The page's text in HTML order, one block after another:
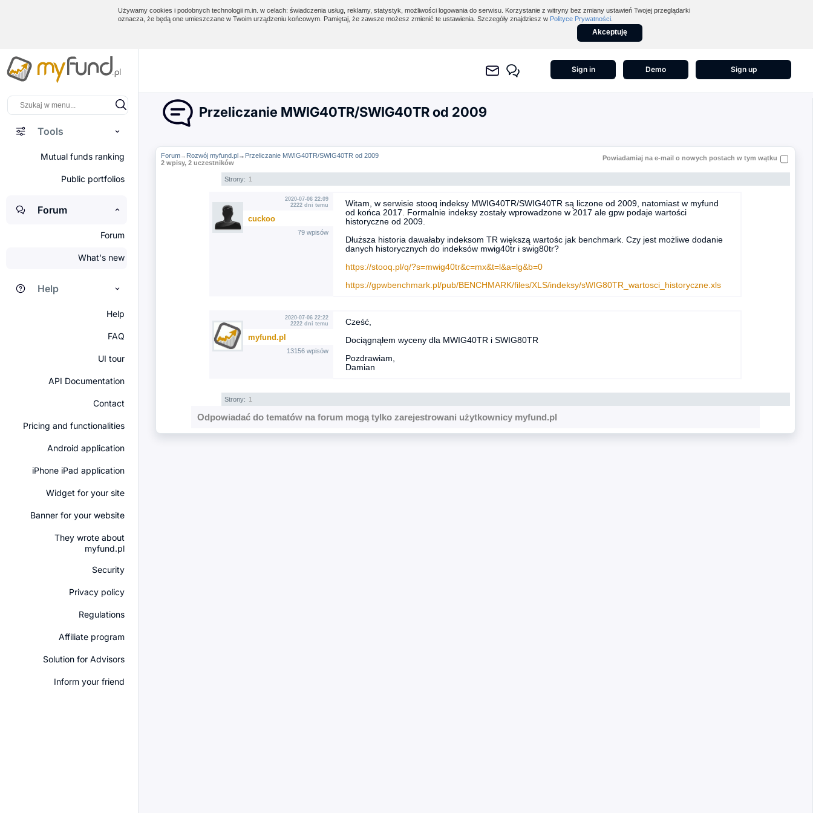
Używamy cookies i podobnych technologii m.in. w celach: świadczenia usług, reklamy, statystyk, możliwości logowania do serwisu. Korzystanie z witryny bez zmiany ustawień Twojej przeglądarki
oznacza, że będą one umieszczane w Twoim urządzeniu końcowym. Pamiętaj, że zawsze możesz zmienić te ustawienia. Szczegóły znajdziesz w Polityce Prywatności
Akceptuję
Tools
Mutual funds ranking
Public portfolios
Forum
Forum
What's new
Help
Help
FAQ
UI tour
API Documentation
Contact
Pricing and functionalities
Android application
iPhone iPad application
Widget for your site
Banner for your website
They wrote about
myfund.pl
Security
Privacy policy
Regulations
Affiliate program
Solution for Advisors
Inform your friend
Sign in Demo Sign up
Przeliczanie MWIG40TR/SWIG40TR od 2009
Forum→ Rozwój myfund.pl→ Przeliczanie MWIG40TR/SWIG40TR od 2009
2 wpisy, 2 uczestników
Powiadamiaj na e-mail o nowych postach w tym wątku
Strony: 1
2020-07-06 22:09
2222 dni temu
cuckoo
79 wpisów
Witam, w serwisie stooq indeksy MWIG40TR/SWIG40TR są liczone od 2009, natomiast w myfund
od końca 2017. Formalnie indeksy zostały wprowadzone w 2017 ale gpw podaje wartości
historyczne od 2009.
Dłuższa historia dawałaby indeksom TR większą wartośc jak benchmark. Czy jest możliwe dodanie
danych historycznych do indeksów mwig40tr i swig80tr?
https://stooq.pl/q/?s=mwig40tr&c=mx&t=l&a=lg&b=0
https://gpwbenchmark.pl/pub/BENCHMARK/files/XLS/indeksy/sWIG80TR_wartosci_historyczne.xls
2020-07-06 22:22
2222 dni temu
myfund.pl
13156 wpisów
Cześć,
Dociągnąłem wyceny dla MWIG40TR i SWIG80TR
Pozdrawiam,
Damian
Strony: 1
Odpowiadać do tematów na forum mogą tylko zarejestrowani użytkownicy myfund.pl